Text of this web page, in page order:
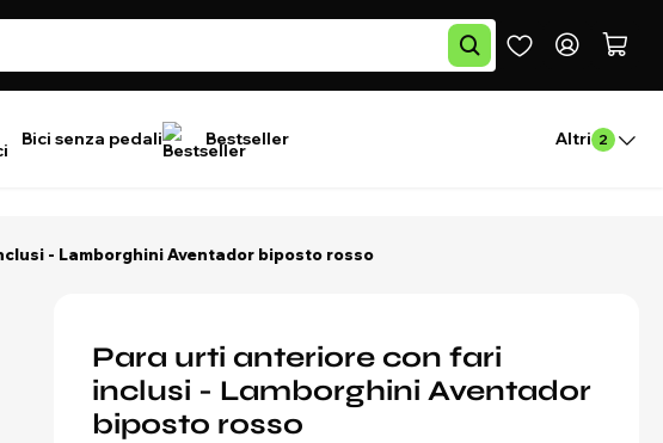
Bici senza pedali Bestseller Altri 2
- Lamborghini Aventador biposto rosso
Para urti anteriore con fari
inclusi - Lamborghini Aventador
biposto rosso